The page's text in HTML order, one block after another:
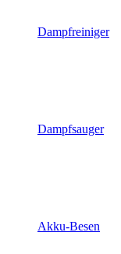
Dampfreiniger
Dampfsauger
Akku-Besen